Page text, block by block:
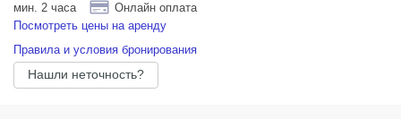
мин. 2 часа
Онлайн оплата
Посмотреть цены на аренду
Правила и условия бронирования
Нашли неточность?